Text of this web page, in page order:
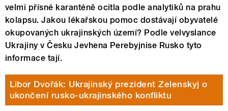
velmi přísné karanténě ocitla podle analytiků na prahu
kolapsu. Jakou lékařskou pomoc dostávají obyvatelé
okupovaných ukrajinských území? Podle velvyslance
Ukrajiny v Česku Jevhena Perebyjnise Rusko tyto
informace tají.
Libor Dvořák: Ukrajinský prezident Zelenskyj o
ukončení rusko-ukrajinského konfliktu